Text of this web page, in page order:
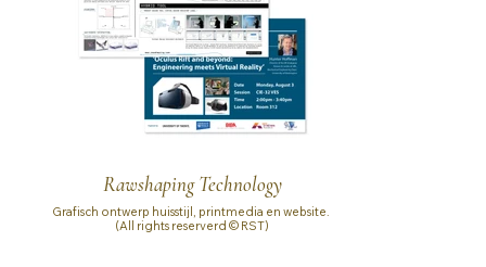
Rawshaping Technology
Grafisch ontwerp huisstijl, printmedia en website.
(All rights reserverd © RST)